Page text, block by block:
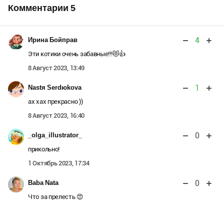
Комментарии 5
Ирина Бойправ 4
Эти котики очень забавные!!!😻👍
8 Август 2023, 13:49
Nastя Serdюkova 1
ах хах прекрасно ))
8 Август 2023, 16:40
_olga_illustrator_ 0
прикольно!
1 Октябрь 2023, 17:34
Baba Nata 0
Что за прелесть 😍